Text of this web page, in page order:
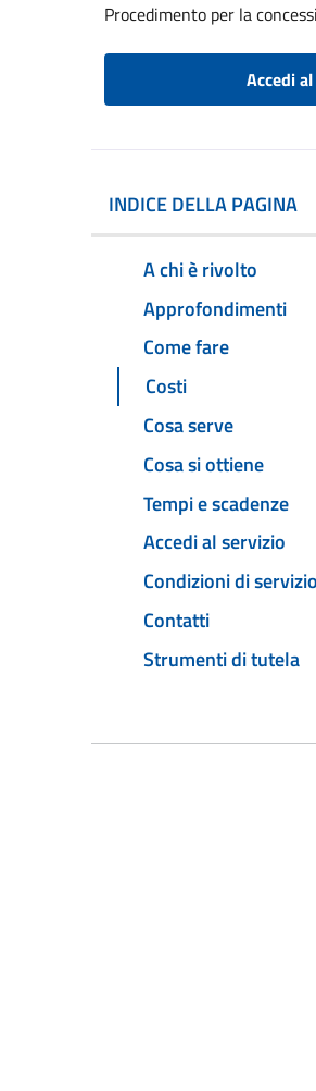
Procedimento per la
Accedi
INDICE DELLA PAGINA
A chi è rivolto
Approfondimenti
Come fare
Costi
Cosa serve
Cosa si ottiene
Tempi e scadenze
Accedi al servizio
Condizioni di servizio
Contatti
Strumenti di tutela